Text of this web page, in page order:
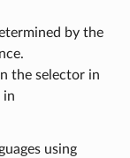
by the
the selector in
in
using